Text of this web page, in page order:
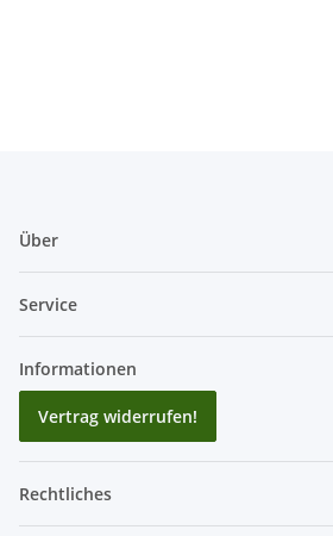
Über
Service
Informationen
Vertrag widerrufen!
Rechtliches